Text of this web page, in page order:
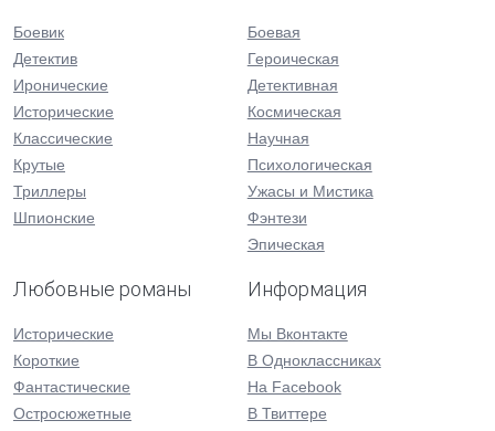
Боевик
Детектив
Иронические
Исторические
Классические
Крутые
Триллеры
Шпионские
Боевая
Героическая
Детективная
Космическая
Научная
Психологическая
Ужасы и Мистика
Фэнтези
Эпическая
Любовные романы
Исторические
Короткие
Фантастические
Остросюжетные
Информация
Мы Вконтакте
В Одноклассниках
На Facebook
В Твиттере